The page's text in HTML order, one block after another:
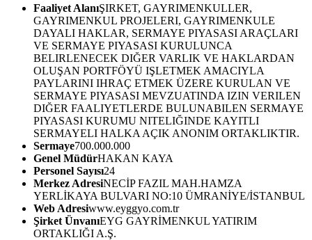
Faaliyet AlanıŞIRKET, GAYRIMENKULLER,
GAYRIMENKUL PROJELERI, GAYRIMENKULE
DAYALI HAKLAR, SERMAYE PIYASASI ARAÇLARI
VE SERMAYE PIYASASI KURULUNCA
BELIRLENECEK DIĞER VARLIK VE HAKLARDAN
OLUŞAN PORTFÖYÜ IŞLETMEK AMACIYLA
PAYLARINI IHRAÇ ETMEK ÜZERE KURULAN VE
SERMAYE PIYASASI MEVZUATINDA IZIN VERILEN
DIĞER FAALIYETLERDE BULUNABILEN SERMAYE
PIYASASI KURUMU NITELIĞINDE KAYITLI
SERMAYELI HALKA AÇIK ANONIM ORTAKLIKTIR.
Sermaye700.000.000
Genel MüdürHAKAN KAYA
Personel Sayısı24
Merkez AdresiNECİP FAZIL MAH.HAMZA
YERLİKAYA BULVARI NO:10 ÜMRANİYE/İSTANBUL
Web Adresiwww.eyggyo.com.tr
Şirket ÜnvanıEYG GAYRİMENKUL YATIRIM
ORTAKLIĞI A.Ş.